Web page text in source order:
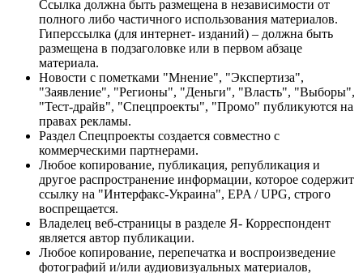
Ссылка должна быть размещена в независимости от
полного либо частичного использования материалов.
Гиперссылка (для интернет- изданий) – должна быть
размещена в подзаголовке или в первом абзаце
материала.
Новости с пометками "Мнение", "Экспертиза",
"Заявление", "Регионы", "Деньги", "Власть", "Выборы",
"Тест-драйв", "Спецпроекты", "Промо" публикуются на
правах рекламы.
Раздел Спецпроекты создается совместно с
коммерческими партнерами.
Любое копирование, публикация, републикация и
другое распространение информации, которое содержит
ссылку на "Интерфакс-Украина", EPA / UPG, строго
воспрещается.
Владелец веб-страницы в разделе Я- Корреспондент
является автор публикации.
Любое копирование, перепечатка и воспроизведение
фотографий и/или аудиовизуальных материалов,